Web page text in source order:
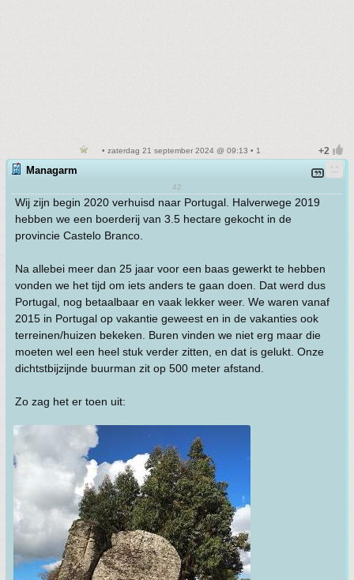
• zaterdag 21 september 2024 @ 09:13 • 1
Managarm
42
Wij zijn begin 2020 verhuisd naar Portugal. Halverwege 2019
hebben we een boerderij van 3.5 hectare gekocht in de
provincie Castelo Branco.
Na allebei meer dan 25 jaar voor een baas gewerkt te hebben
vonden we het tijd om iets anders te gaan doen. Dat werd dus
Portugal, nog betaalbaar en vaak lekker weer. We waren vanaf
2015 in Portugal op vakantie geweest en in de vakanties ook
terreinen/huizen bekeken. Buren vinden we niet erg maar die
moeten wel een heel stuk verder zitten, en dat is gelukt. Onze
dichtstbijzijnde buurman zit op 500 meter afstand.
Zo zag het er toen uit: